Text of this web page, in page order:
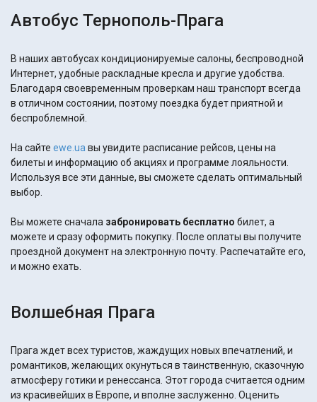
Автобус Тернополь-Прага
В наших автобусах кондиционируемые салоны, беспроводной
Интернет, удобные раскладные кресла и другие удобства.
Благодаря своевременным проверкам наш транспорт всегда
в отличном состоянии, поэтому поездка будет приятной и
беспроблемной.
На сайте ewe.uaвы увидите расписание рейсов, цены на
билеты и информацию об акциях и программе лояльности.
Используя все эти данные, вы сможете сделать оптимальный
выбор.
Вы можете сначала забронировать бесплатно билет, а
можете и сразу оформить покупку. После оплаты вы получите
проездной документ на электронную почту. Распечатайте его,
и можно ехать.
Волшебная Прага
Прага ждет всех туристов, жаждущих новых впечатлений, и
романтиков, желающих окунуться в таинственную, сказочную
атмосферу готики и ренессанса. Этот города считается одним
из красивейших в Европе, и вполне заслуженно. Оценить